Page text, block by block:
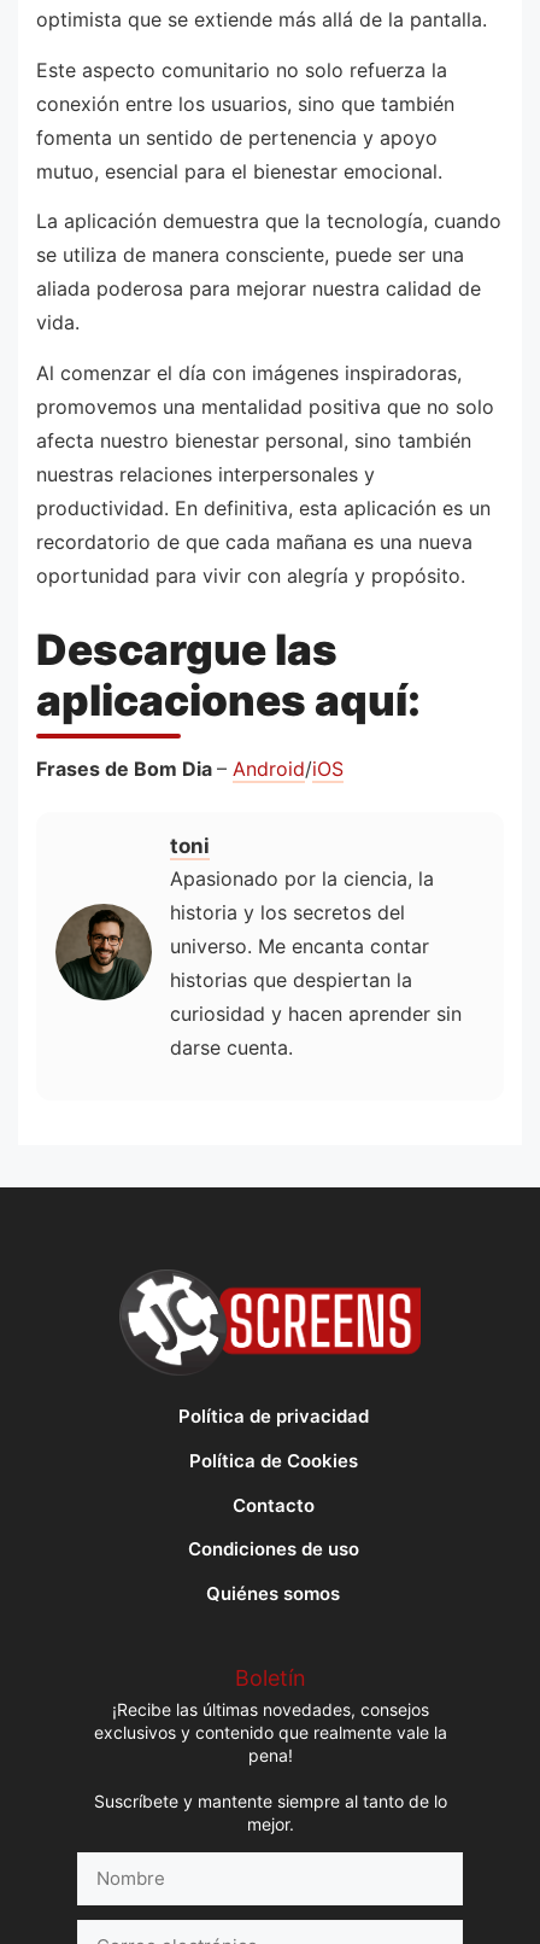
optimista que se extiende más allá de la pantalla.
Este aspecto comunitario no solo refuerza la
conexión entre los usuarios, sino que también
fomenta un sentido de pertenencia y apoyo
mutuo, esencial para el bienestar emocional.
La aplicación demuestra que la tecnología, cuando
se utiliza de manera consciente, puede ser una
aliada poderosa para mejorar nuestra calidad de
vida.
Al comenzar el día con imágenes inspiradoras,
promovemos una mentalidad positiva que no solo
afecta nuestro bienestar personal, sino también
nuestras relaciones interpersonales y
productividad. En definitiva, esta aplicación es un
recordatorio de que cada mañana es una nueva
oportunidad para vivir con alegría y propósito.
Descargue las
aplicaciones aquí:
Frases de Bom Dia – Android/iOS
toni
Apasionado por la ciencia, la
historia y los secretos del
universo. Me encanta contar
historias que despiertan la
curiosidad y hacen aprender sin
darse cuenta.
Política de privacidad
Política de Cookies
Contacto
Condiciones de uso
Quiénes somos
Boletín
¡Recibe las últimas novedades, consejos
exclusivos y contenido que realmente vale la
pena!
Suscríbete y mantente siempre al tanto de lo
mejor.